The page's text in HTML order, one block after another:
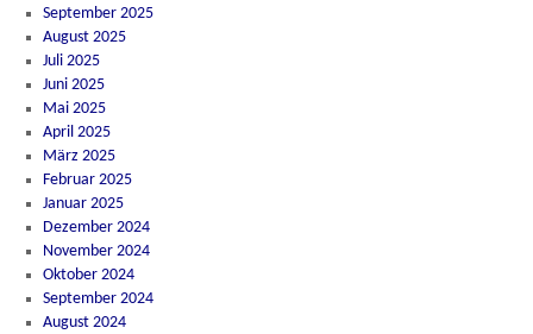
September 2025
August 2025
Juli 2025
Juni 2025
Mai 2025
April 2025
März 2025
Februar 2025
Januar 2025
Dezember 2024
November 2024
Oktober 2024
September 2024
August 2024